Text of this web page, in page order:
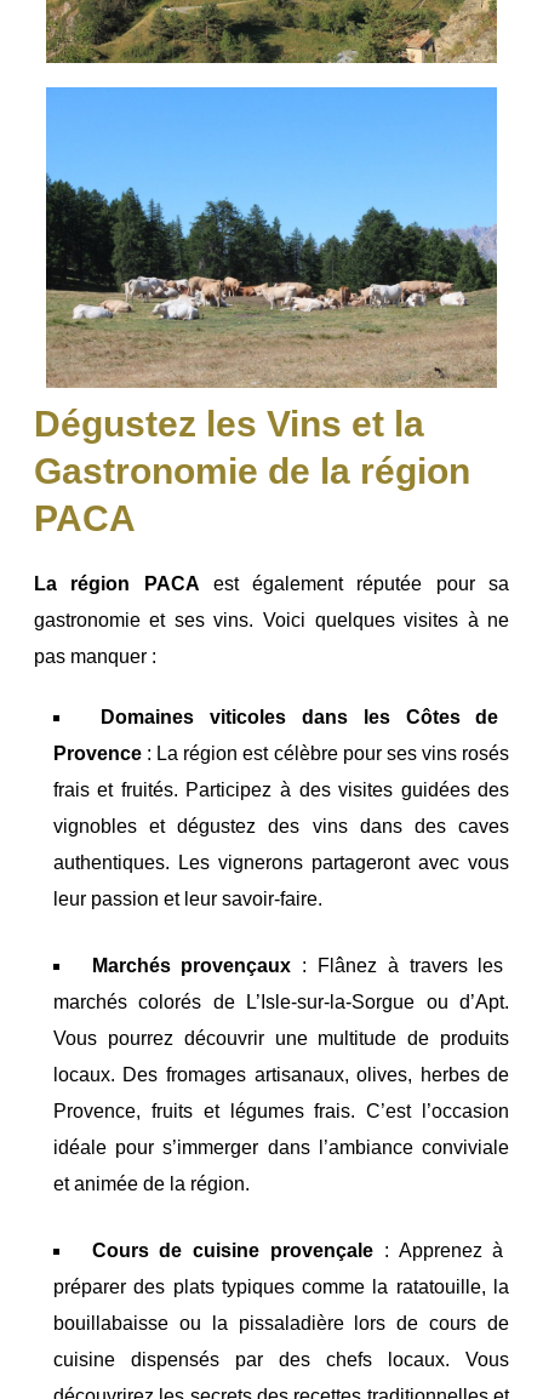
Dégustez les Vins et la
Gastronomie de la région
PACA
La région PACA est également réputée pour sa
gastronomie et ses vins. Voici quelques visites à ne
pas manquer :
Domaines viticoles dans les Côtes de
Provence: La région est célèbre pour ses vins rosés
frais et fruités. Participez à des visites guidées des
vignobles et dégustez des vins dans des caves
authentiques. Les vignerons partageront avec vous
leur passion et leur savoir-faire.
Marchés provençaux : Flânez à travers les
marchés colorés de L’Isle-sur-la-Sorgue ou d’Apt.
Vous pourrez découvrir une multitude de produits
locaux. Des fromages artisanaux, olives, herbes de
Provence, fruits et légumes frais. C’est l’occasion
idéale pour s’immerger dans l’ambiance conviviale
et animée de la région.
Cours de cuisine provençale: Apprenez à
préparer des plats typiques comme la ratatouille, la
bouillabaisse ou la pissaladière lors de cours de
cuisine dispensés par des chefs locaux. Vous